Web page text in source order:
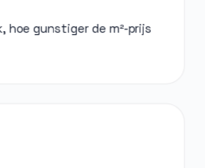
hoe gunstiger de m²-prijs